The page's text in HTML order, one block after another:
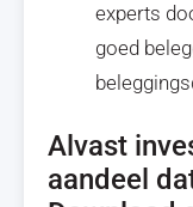
experts
goed
Alvast
aandeel